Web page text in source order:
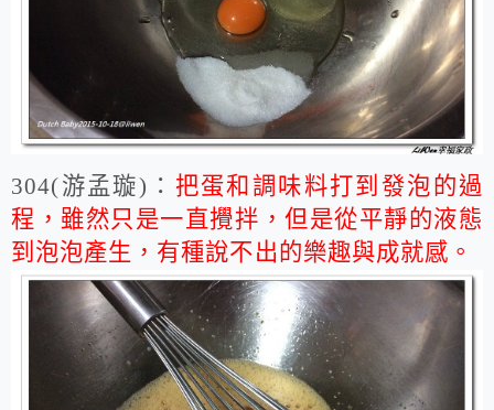
304(游孟璇)： 把蛋和調味料打到發泡的過
程，雖然只是一直攪拌，但是從平靜的液態
到泡泡產生，有種說不出的樂趣與成就感。